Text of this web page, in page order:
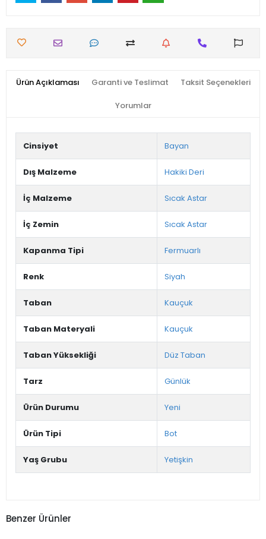
Ürün Açıklaması Garanti ve Teslimat Taksit Seçenekleri
Yorumlar
Cinsiyet Bayan
Dış Malzeme Hakiki Deri
İç Malzeme Sıcak Astar
İç Zemin Sıcak Astar
Kapanma Tipi Fermuarlı
Renk Siyah
Taban Kauçuk
Taban Materyali Kauçuk
Taban Yüksekliği Düz Taban
Tarz Günlük
Ürün Durumu Yeni
Ürün Tipi Bot
Yaş Grubu Yetişkin
Benzer Ürünler